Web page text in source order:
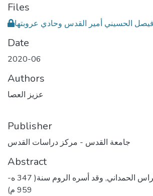
Files
Date
2020-06
Authors
عزيز العصا
Publisher
جامعة القدس - مركز دراسات القدس
Abstract
قال الشاعر أبو فراس الحمداني, وقد أسره الروم سنة( 347 ه-
959 م)